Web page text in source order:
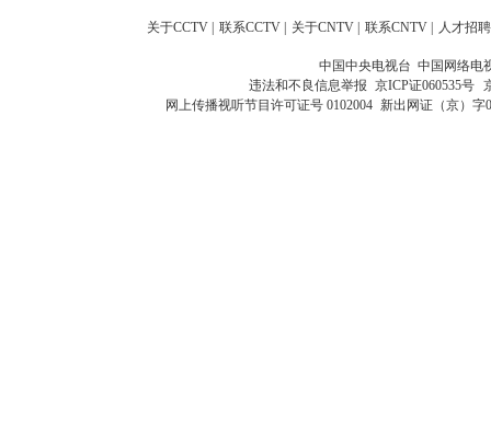
关于CCTV 联系CCTV 关于CNTV 联系CNTV 人才招聘
中国中央电视台 中国网络电
违法和不良信息举报 京ICP证060535号
网上传播视听节目许可证号 0102004 新出网证（京）